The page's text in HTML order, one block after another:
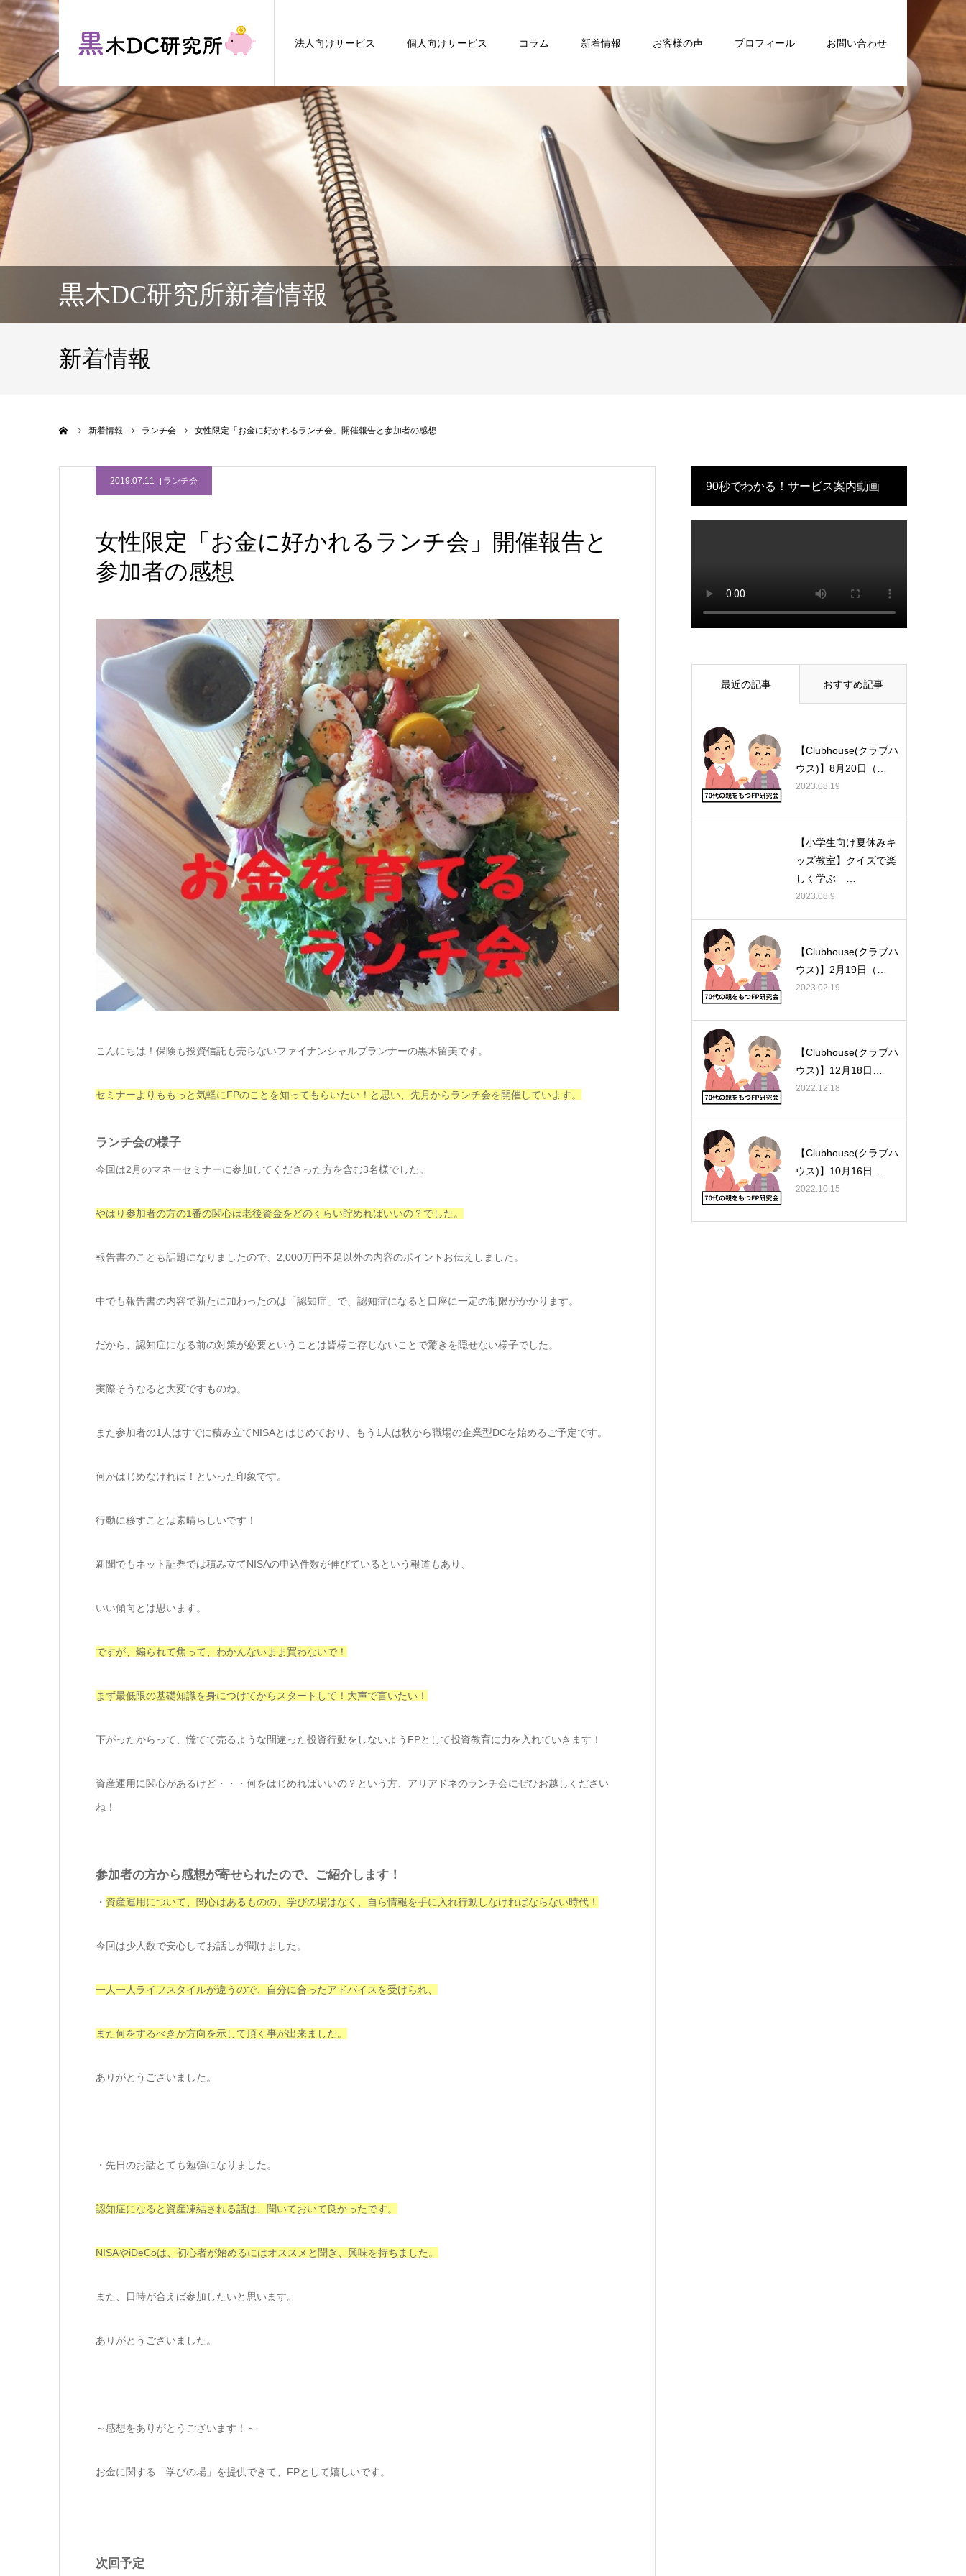
法人向けサービス 個人向けサービス コラム 新着情報 お客様の声 プロフィール お問い合わせ
黒木DC研究所新着情報
新着情報
新着情報 ランチ会 女性限定「お金に好かれるランチ会」開催報告と参加者の感想
2019.07.11 ランチ会
女性限定「お金に好かれるランチ会」開催報告と
参加者の感想
こんにちは！保険も投資信託も売らないファイナンシャルプランナーの黒木留美です。
セミナーよりももっと気軽にFPのことを知ってもらいたい！と思い、先月からランチ会を開催しています。
ランチ会の様子
今回は2月のマネーセミナーに参加してくださった方を含む3名様でした。
やはり参加者の方の1番の関心は老後資金をどのくらい貯めればいいの？でした。
報告書のことも話題になりましたので、2,000万円不足以外の内容のポイントお伝えしました。
中でも報告書の内容で新たに加わったのは「認知症」で、認知症になると口座に一定の制限がかかります。
だから、認知症になる前の対策が必要ということは皆様ご存じないことで驚きを隠せない様子でした。
実際そうなると大変ですものね。
また参加者の1人はすでに積み立てNISAとはじめており、もう1人は秋から職場の企業型DCを始めるご予定です。
何かはじめなければ！といった印象です。
行動に移すことは素晴らしいです！
新聞でもネット証券では積み立てNISAの申込件数が伸びているという報道もあり、
いい傾向とは思います。
ですが、煽られて焦って、わかんないまま買わないで！
まず最低限の基礎知識を身につけてからスタートして！大声で言いたい！
下がったからって、慌てて売るような間違った投資行動をしないようFPとして投資教育に力を入れていきます！
資産運用に関心があるけど・・・何をはじめればいいの？という方、アリアドネのランチ会にぜひお越しください
ね！
参加者の方から感想が寄せられたので、ご紹介します！
・ 資産運用について、関心はあるものの、学びの場はなく、自ら情報を手に入れ行動しなければならない時代！
今回は少人数で安心してお話しが聞けました。
一人一人ライフスタイルが違うので、自分に合ったアドバイスを受けられ、
また何をするべきか方向を示して頂く事が出来ました。
ありがとうございました。
・先日のお話とても勉強になりました。
認知症になると資産凍結される話は、聞いておいて良かったです。
NISAやiDeCoは、初心者が始めるにはオススメと聞き、興味を持ちました。
また、日時が合えば参加したいと思います。
ありがとうございました。
～感想をありがとうございます！～
お金に関する「学びの場」を提供できて、FPとして嬉しいです。
次回予定
90秒でわかる！サービス案内動画
最近の記事 おすすめ記事
【Clubhouse(クラブハ
ウス)】8月20日（…
2023.08.19
【小学生向け夏休みキ
ッズ教室】クイズで楽
しく学ぶ …
2023.08.9
【Clubhouse(クラブハ
ウス)】2月19日（…
2023.02.19
【Clubhouse(クラブハ
ウス)】12月18日…
2022.12.18
【Clubhouse(クラブハ
ウス)】10月16日…
2022.10.15